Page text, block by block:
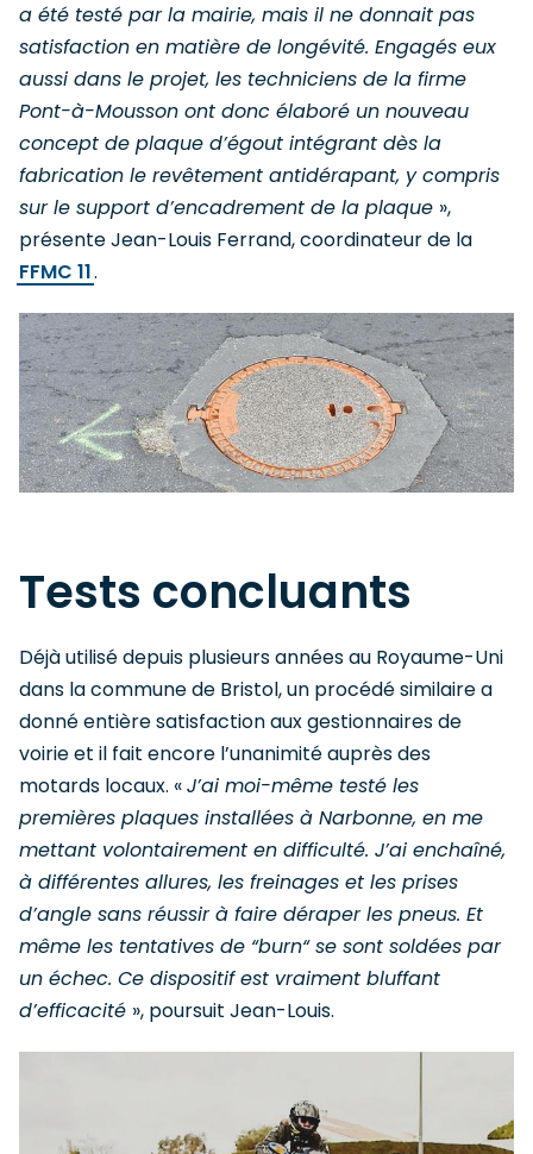
a été testé par la mairie, mais il ne donnait pas
satisfaction en matière de longévité. Engagés eux
aussi dans le projet, les techniciens de la firme
Pont-à-Mousson ont donc élaboré un nouveau
concept de plaque d’égout intégrant dès la
fabrication le revêtement antidérapant, y compris
sur le support d’encadrement de la plaque »,
présente Jean-Louis Ferrand, coordinateur de la
FFMC 11.
Tests concluants
Déjà utilisé depuis plusieurs années au Royaume-Uni
dans la commune de Bristol, un procédé similaire a
donné entière satisfaction aux gestionnaires de
voirie et il fait encore l’unanimité auprès des
motards locaux. «J’ai moi-même testé les
premières plaques installées à Narbonne, en me
mettant volontairement en difficulté. J’ai enchaîné,
à différentes allures, les freinages et les prises
d’angle sans réussir à faire déraper les pneus. Et
même les tentatives de “burn“ se sont soldées par
un échec. Ce dispositif est vraiment bluffant
d’efficacité », poursuit Jean-Louis.